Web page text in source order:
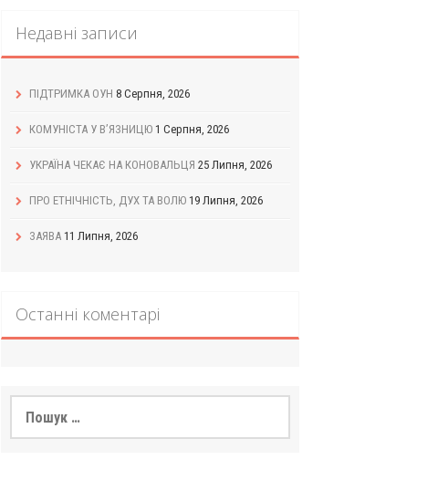
Недавні записи
ПІДТРИМКА ОУН 8 Серпня, 2026
КОМУНІСТА У В’ЯЗНИЦЮ 1 Серпня, 2026
УКРАЇНА ЧЕКАЄ НА КОНОВАЛЬЦЯ 25 Липня, 2026
ПРО ЕТНІЧНІСТЬ, ДУХ ТА ВОЛЮ 19 Липня, 2026
ЗАЯВА 11 Липня, 2026
Останні коментарі